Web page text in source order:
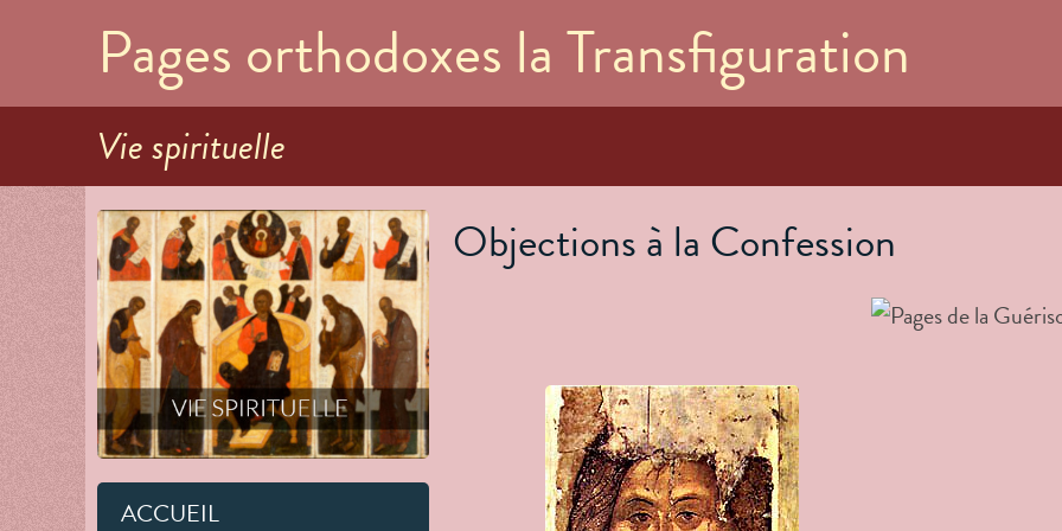
contenu
principal
Pages orthodoxes la Transfiguration
Vie spirituelle
ACCUEIL
Objections à la Confession